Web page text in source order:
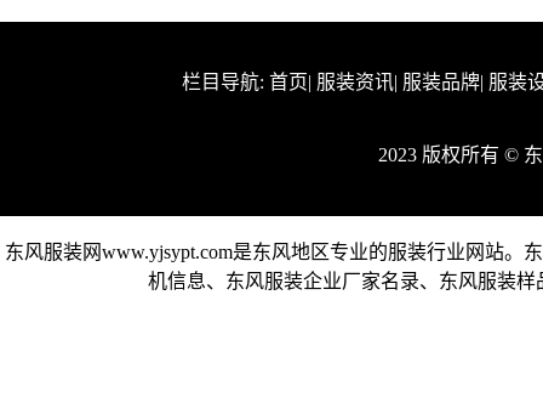
栏目导航: 首页| 服装资讯| 服装品牌| 服装
2023 版权所有 ©
东风服装网www.yjsypt.com是东风地区专业的服装行业网站
机信息、东风服装企业厂家名录、东风服装